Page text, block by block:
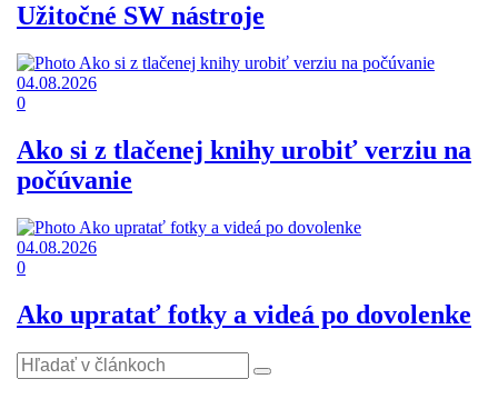
Užitočné SW nástroje
04.08.2026
0
Ako si z tlačenej knihy urobiť verziu na
počúvanie
04.08.2026
0
Ako upratať fotky a videá po dovolenke